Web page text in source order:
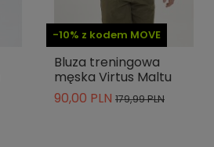
-10% z kodem MOVE
Bluza treningowa
męska Virtus Maltu
90,00 PLN 179,99 PLN